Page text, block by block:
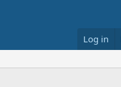
Log in